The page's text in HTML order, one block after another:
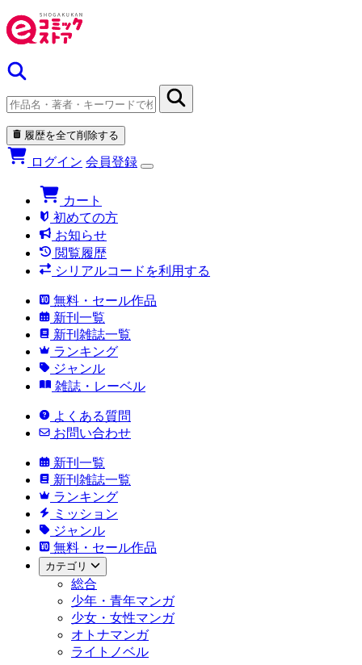
履歴を全て削除する
ログイン 会員登録
カート
初めての方
お知らせ
閲覧履歴
シリアルコードを利用する
無料・セール作品
新刊一覧
新刊雑誌一覧
ランキング
ジャンル
雑誌・レーベル
よくある質問
お問い合わせ
新刊一覧
新刊雑誌一覧
ランキング
ミッション
ジャンル
無料・セール作品
カテゴリ
総合
少年・青年マンガ
少女・女性マンガ
オトナマンガ
ライトノベル